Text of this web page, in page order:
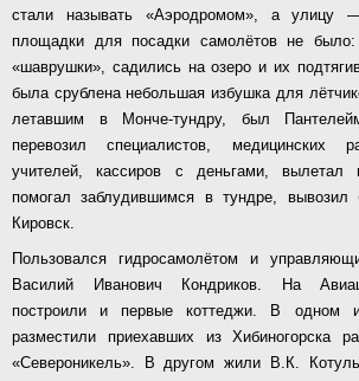
стали называть «Аэродромом», а улицу
площадки для посадки самолётов не
«шаврушки», садились на озеро и их
была срублена небольшая избушка для
летавшим в Монче-тундру, был
перевозил специалистов, медицинских
учителей, кассиров с деньгами, вылетал
помогал заблудившимся в тундре,
Кировск.
Пользовался гидросамолётом и
Василий Иванович Кондриков. На
построили и первые коттеджи. В одном
разместили приехавших из Хибиногорска
«Североникель». В другом жили В.К.